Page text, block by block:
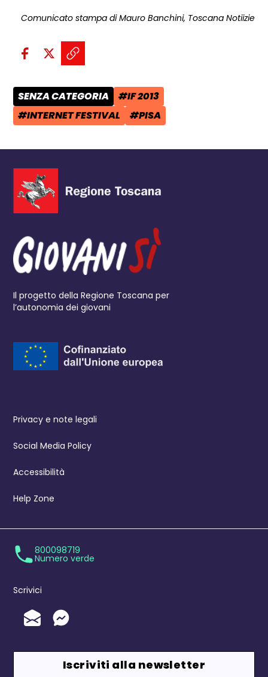
Comunicato stampa di Mauro Banchini, Toscana Notiizie
Condividi sui social:
Condividi su Facebook - apre
Condividi su X - apre una
Copia il link e condividi -
CATEGORIA POST:
SENZA CATEGORIA TAG:
#IF 2013
TAG:
#INTERNET FESTIVAL TAG:
#PISA
Il progetto della Regione Toscana per
l’autonomia dei giovani
Privacy e note legali
Social Media Policy
Accessibilità
Help Zone
800098719
Numero verde
Scrivici
Invia un'Email
Messenger
Iscriviti alla newsletter